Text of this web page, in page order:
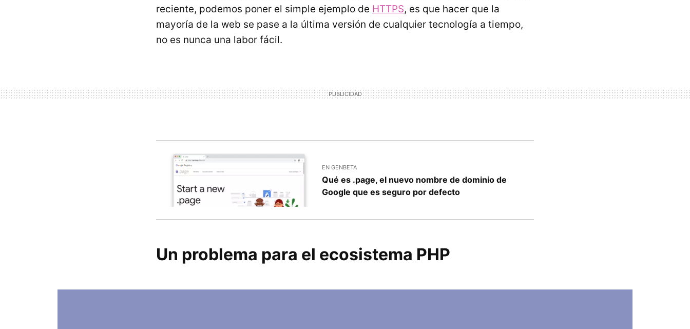
reciente, podemos poner el simple ejemplo de HTTPS, es que hacer que la
mayoría de la web se pase a la última versión de cualquier tecnología a tiempo,
no es nunca una labor fácil.
EN GENBETA
Qué es .page, el nuevo nombre de dominio de
Google que es seguro por defecto
Un problema para el ecosistema PHP